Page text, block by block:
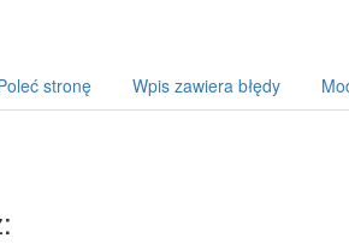
stronę Wpis zawiera błędy